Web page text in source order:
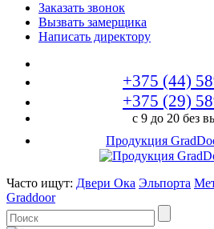
Заказать звонок
Вызвать замерщика
Написать директору
+375 (44)
+375 (29)
с 9 до 20 без
Продукция
Часто ищут: Двери Ока Эльпорта
Graddoor